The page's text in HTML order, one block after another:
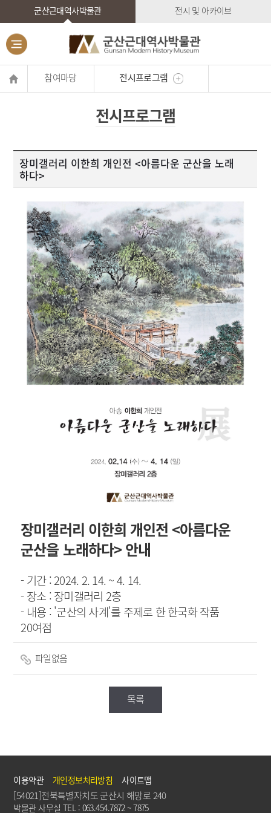
군산근대역사박물관 전시 및 아카이브
참여마당 전시프로그램
전시프로그램
장미갤러리 이한희 개인전 <아름다운 군산을 노래
하다>
장미갤러리 이한희 개인전 <아름다운
군산을 노래하다> 안내
- 기간 : 2024. 2. 14. ~ 4. 14.
- 장소 : 장미갤러리 2층
- 내용 : '군산의 사계'를 주제로 한 한국화 작품
20여점
파일없음
목록
이용약관 개인정보처리방침 사이트맵
[54021]전북특별자치도 군산시 해망로 240
박물관 사무실 TEL : 063.454.7872 ~ 7875